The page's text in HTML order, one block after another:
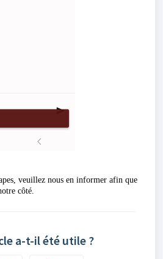
veuillez nous en informer afin que
côté.
a-t-il été utile ?